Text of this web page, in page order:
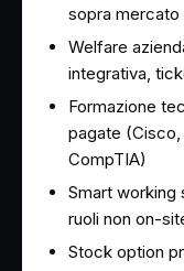
sopra
Welfare
integrativa,
Formazione
pagate (Cisco,
CompTIA)
Smart working
ruoli non on-
Stock option